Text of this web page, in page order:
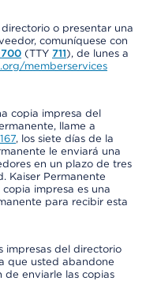
o presentar una
comuníquese con
(TTY 711), de lunes a
memberservices
copia impresa del
llame a
, los siete días de la
le enviará una
en un plazo de tres
Kaiser Permanente
impresa es una
para recibir esta
impresas del directorio
que usted abandone
de enviarle las copias